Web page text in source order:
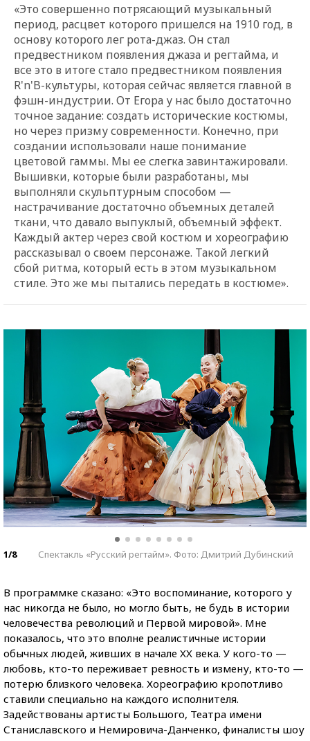
«Это совершенно потрясающий музыкальный
период, расцвет которого пришелся на 1910 год, в
основу которого лег рота-джаз. Он стал
предвестником появления джаза и регтайма, и
все это в итоге стало предвестником появления
R'n'B-культуры, которая сейчас является главной в
фэшн-индустрии. От Егора у нас было достаточно
точное задание: создать исторические костюмы,
но через призму современности. Конечно, при
создании использовали наше понимание
цветовой гаммы. Мы ее слегка завинтажировали.
Вышивки, которые были разработаны, мы
выполняли скульптурным способом —
настрачивание достаточно объемных деталей
ткани, что давало выпуклый, объемный эффект.
Каждый актер через свой костюм и хореографию
рассказывал о своем персонаже. Такой легкий
сбой ритма, который есть в этом музыкальном
стиле. Это же мы пытались передать в костюме».
1/8 Спектакль «Русский регтайм». Фото: Дмитрий Дубинский
В программке сказано: «Это воспоминание, которого у
нас никогда не было, но могло быть, не будь в истории
человечества революций и Первой мировой». Мне
показалось, что это вполне реалистичные истории
обычных людей, живших в начале XX века. У кого-то —
любовь, кто-то переживает ревность и измену, кто-то —
потерю близкого человека. Хореографию кропотливо
ставили специально на каждого исполнителя.
Задействованы артисты Большого, Театра имени
Станиславского и Немировича-Данченко, финалисты шоу